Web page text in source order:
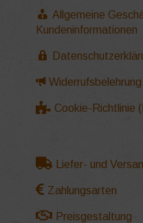
Allgemeine
Kundeninformationen
Cookie-Richtlinie
Liefer- und
Zahlungsarten
Preisgestaltung